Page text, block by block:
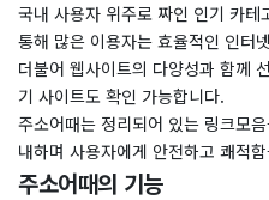
국내 사용자 위주로 짜인 인기 카
통해 많은 이용자는 효율적인 인터
더불어 웹사이트의 다양성과 함께
기 사이트도 확인 가능합니다.
주소어때는 정리되어 있는 링크모
내하며 사용자에게 안전하고 쾌적
주소어때의 기능